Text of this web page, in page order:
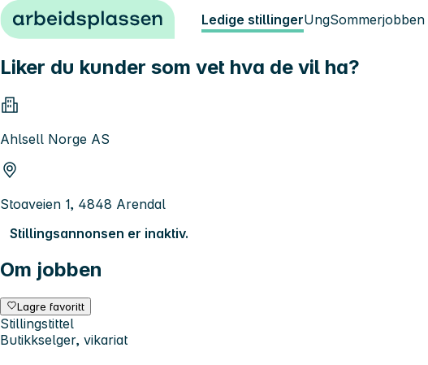
Hopp til innhold Ledige stillingerUngSommerjobben
Liker du kunder som vet hva de vil ha?
Ahlsell Norge AS
Stoaveien 1, 4848 Arendal
Stillingsannonsen er inaktiv.
Om jobben
Lagre favoritt
Stillingstittel
Butikkselger, vikariat